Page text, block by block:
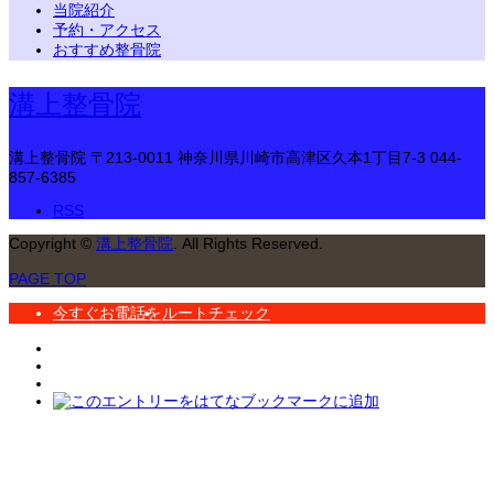
当院紹介
予約・アクセス
おすすめ整骨院
溝上整骨院
溝上整骨院 〒213-0011 神奈川県川崎市高津区久本1丁目7-3 044-
857-6385
RSS
Copyright © 溝上整骨院. All Rights Reserved.
PAGE TOP
今すぐお電話をルートチェック